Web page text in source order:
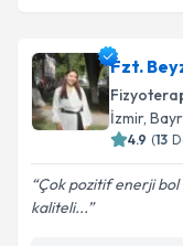
Fzt.
İzmir,
4.9 (13
Çok pozitif enerji bol
kaliteli...